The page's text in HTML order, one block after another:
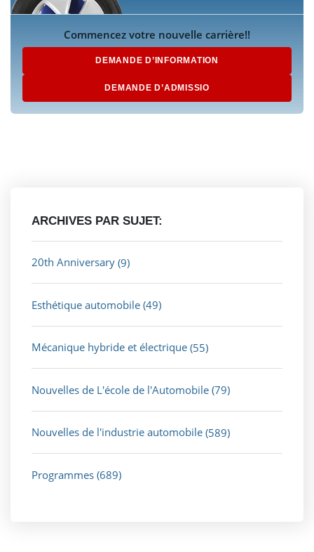
Commencez votre nouvelle carrière!!
DEMANDE D’INFORMATION
DEMANDE D’ADMISSIO
ARCHIVES PAR SUJET:
20th Anniversary (9)
Esthétique automobile (49)
Mécanique hybride et électrique (55)
Nouvelles de L'école de l'Automobile (79)
Nouvelles de l'industrie automobile (589)
Programmes (689)